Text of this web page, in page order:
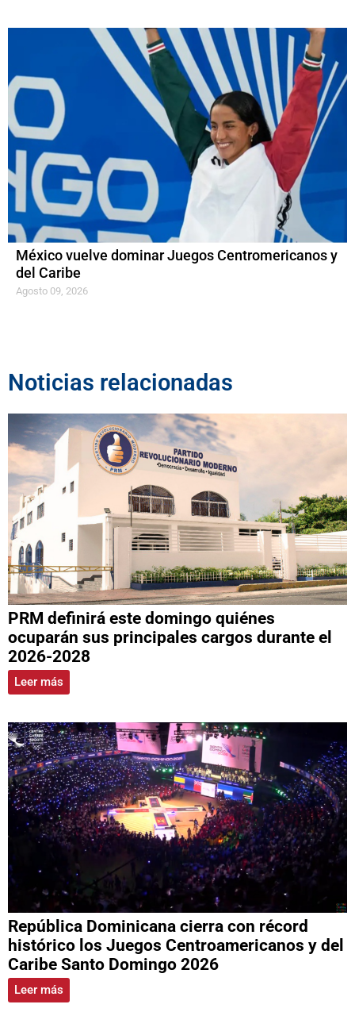
México vuelve dominar Juegos Centromericanos y
del Caribe
Agosto 09, 2026
Noticias relacionadas
PRM definirá este domingo quiénes
ocuparán sus principales cargos durante el
2026-2028
Leer más
República Dominicana cierra con récord
histórico los Juegos Centroamericanos y del
Caribe Santo Domingo 2026
Leer más